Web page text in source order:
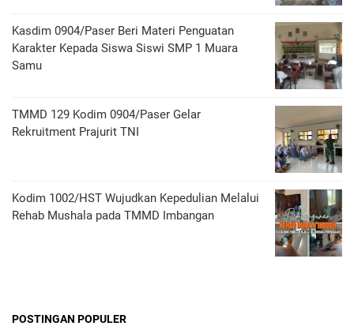
Kasdim 0904/Paser Beri Materi Penguatan
Karakter Kepada Siswa Siswi SMP 1 Muara
Samu
TMMD 129 Kodim 0904/Paser Gelar
Rekruitment Prajurit TNI
Kodim 1002/HST Wujudkan Kepedulian Melalui
Rehab Mushala pada TMMD Imbangan
POSTINGAN POPULER